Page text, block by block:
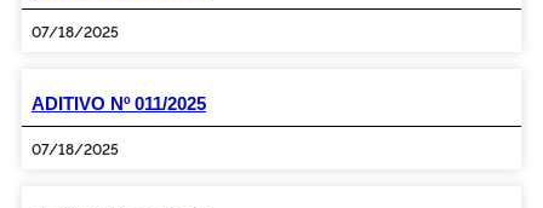
07/18/2025
ADITIVO Nº 011/2025
07/18/2025